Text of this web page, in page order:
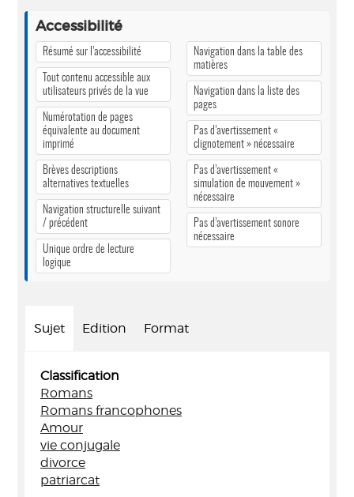
Accessibilité
Résumé sur l’accessibilité
Tout contenu accessible aux
utilisateurs privés de la vue
Numérotation de pages
équivalente au document
imprimé
Brèves descriptions
alternatives textuelles
Navigation structurelle suivant
/ précédent
Unique ordre de lecture
logique
Navigation dans la table des
matières
Navigation dans la liste des
pages
Pas d’avertissement «
clignotement » nécessaire
Pas d’avertissement «
simulation de mouvement »
nécessaire
Pas d’avertissement sonore
nécessaire
Sujet Edition Format
Classification
Romans
Romans francophones
Amour
vie conjugale
divorce
patriarcat